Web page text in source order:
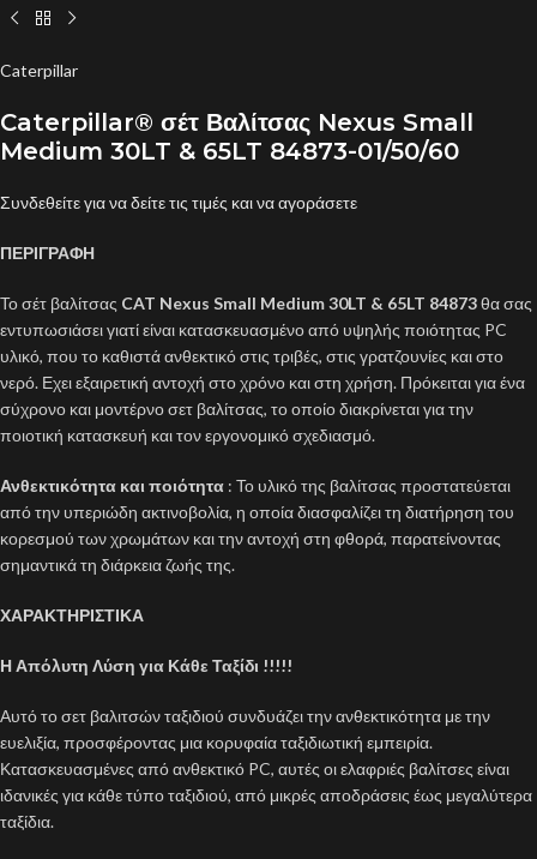
Caterpillar
Caterpillar® σέτ Βαλίτσας Nexus Small
Medium 30LT & 65LT 84873-01/50/60
Συνδεθείτε για να δείτε τις τιμές και να αγοράσετε
ΠΕΡΙΓΡΑΦΗ
Το σέτ βαλίτσας CAT Nexus Small Medium 30LT & 65LT 84873θα σας
εντυπωσιάσει γιατί είναι κατασκευασμένο από υψηλής ποιότητας PC
υλικό, που το καθιστά ανθεκτικό στις τριβές, στις γρατζουνίες και στο
νερό. Εχει εξαιρετική αντοχή στο χρόνο και στη χρήση. Πρόκειται για ένα
σύχρονο και μοντέρνο σετ βαλίτσας, το οποίο διακρίνεται για την
ποιοτική κατασκευή και τον εργονομικό σχεδιασμό.
Ανθεκτικότητα και ποιότητα : Το υλικό της βαλίτσας προστατεύεται
από την υπεριώδη ακτινοβολία, η οποία διασφαλίζει τη διατήρηση του
κορεσμού των χρωμάτων και την αντοχή στη φθορά, παρατείνοντας
σημαντικά τη διάρκεια ζωής της.
ΧΑΡΑΚΤΗΡΙΣΤΙΚΑ
Η Απόλυτη Λύση για Κάθε Ταξίδι !!!!!
Αυτό το σετ βαλιτσών ταξιδιού συνδυάζει την ανθεκτικότητα με την
ευελιξία, προσφέροντας μια κορυφαία ταξιδιωτική εμπειρία.
Κατασκευασμένες από ανθεκτικό PC, αυτές οι ελαφριές βαλίτσες είναι
ιδανικές για κάθε τύπο ταξιδιού, από μικρές αποδράσεις έως μεγαλύτερα
ταξίδια.